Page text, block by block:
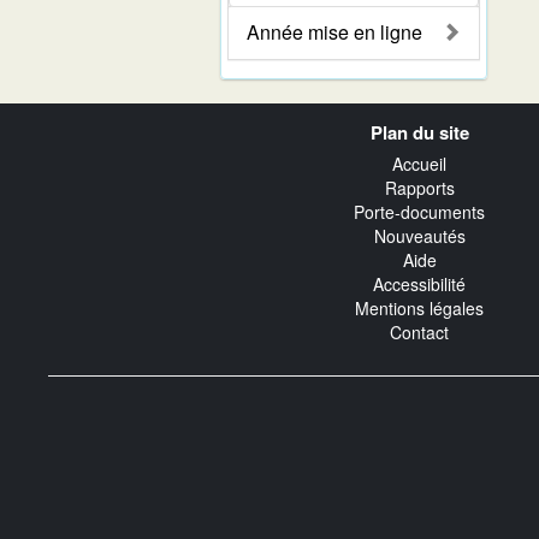
Année mise en ligne
Plan du site
Accueil
Rapports
Porte-documents
Nouveautés
Aide
Accessibilité
Mentions légales
Contact